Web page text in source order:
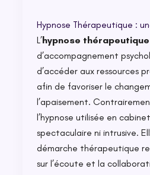
Hypnose Thérapeutique :
L’hypnose thérapeutique
d’accompagnement
d’accéder aux ressources
afin de favoriser le
l’apaisement.
l’hypnose utilisée en
spectaculaire ni intrusive.
démarche thérapeutique
sur l’écoute et la